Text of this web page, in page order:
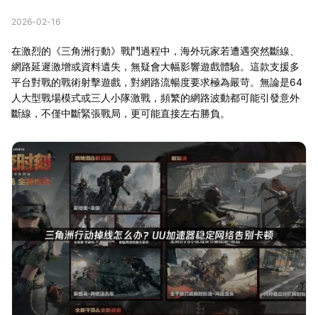
2026-02-16
在激烈的《三角洲行動》戰鬥過程中，海外玩家若遭遇突然斷線、
網路延遲激增或資料遺失，無疑會大幅影響遊戲體驗。這款支援多
平台對戰的戰術射擊遊戲，對網路流暢度要求極為嚴苛。無論是64
人大型戰場模式或三人小隊激戰，頻繁的網路波動都可能引發意外
斷線，不僅中斷緊張戰局，更可能直接左右勝負。